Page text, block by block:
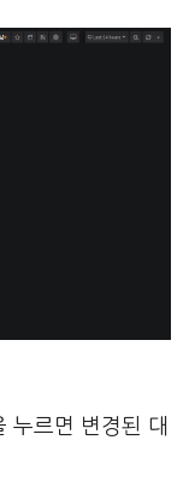
누르면 변경된 대